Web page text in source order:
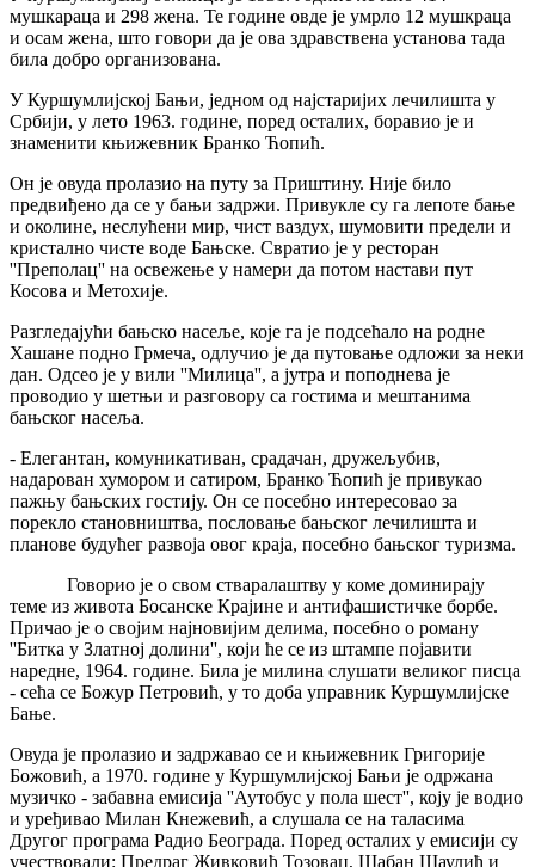
мушкараца и 298 жена. Те године овде је умрло 12 мушкраца
и осам жена, што говори да је ова здравствена установа тада
била добро организована.
У Куршумлијској Бањи, једном од најстаријих лечилишта у
Србији, у лето 1963. године, поред осталих, боравио је и
знаменити књижевник Бранко Ћопић.
Он је овуда пролазио на путу за Приштину. Није било
предвиђено да се у бањи задржи. Привукле су га лепоте бање
и околине, неслућени мир, чист ваздух, шумовити предели и
кристално чисте воде Бањске. Свратио је у ресторан
''Преполац'' на освежење у намери да потом настави пут
Косова и Метохије.
Разгледајући бањско насеље, које га је подсећало на родне
Хашане подно Грмеча, одлучио је да путовање одложи за неки
дан. Одсео је у вили ''Милица'', а јутра и поподнева је
проводио у шетњи и разговору са гостима и мештанима
бањског насеља.
- Елегантан, комуникативан, срадачан, дружељубив,
надарован хумором и сатиром, Бранко Ћопић је привукао
пажњу бањских гостију. Он се посебно интересовао за
порекло становништва, пословање бањског лечилишта и
планове будућег развоја овог краја, посебно бањског туризма.
Говорио је о свом стваралаштву у коме доминирају
теме из живота Босанске Крајине и антифашистичке борбе.
Причао је о својим најновијим делима, посебно о роману
''Битка у Златној долини'', који ће се из штампе појавити
наредне, 1964. године. Била је милина слушати великог писца
- сећа се Божур Петровић, у то доба управник Куршумлијске
Бање.
Овуда је пролазио и задржавао се и књижевник Григорије
Божовић, а 1970. године у Куршумлијској Бањи је одржана
музичко - забавна емисија ''Аутобус у пола шест'', коју је водио
и уређивао Милан Кнежевић, а слушала се на таласима
Другог програма Радио Београда. Поред осталих у емисији су
учествовали: Предраг Живковић Тозовац, Шабан Шаулић и